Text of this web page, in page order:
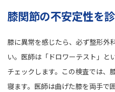
膝関節の不安定性を
膝に異常を感じたら、必ず整形外
い。医師は「ドロワーテスト」と
チェックします。この検査では、
寝ます。医師は曲げた膝を両手で